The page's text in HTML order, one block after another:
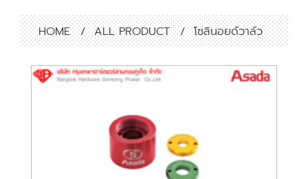
HOME / ALL PRODUCT / โซลินอยด์วาล์ว